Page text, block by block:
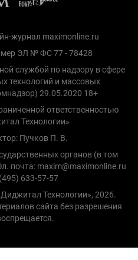
журнал maximonline.ru
ЭЛ № ФС 77 - 78428
службой по надзору в сфере
технологий и массовых
29.05.2020 18+
ответственностью
Технологии»
Пучков П. В.
органов (в том
почта: maxim@maximonline.ru
633-57-57
Технологии», 2026.
сайта без разрешения